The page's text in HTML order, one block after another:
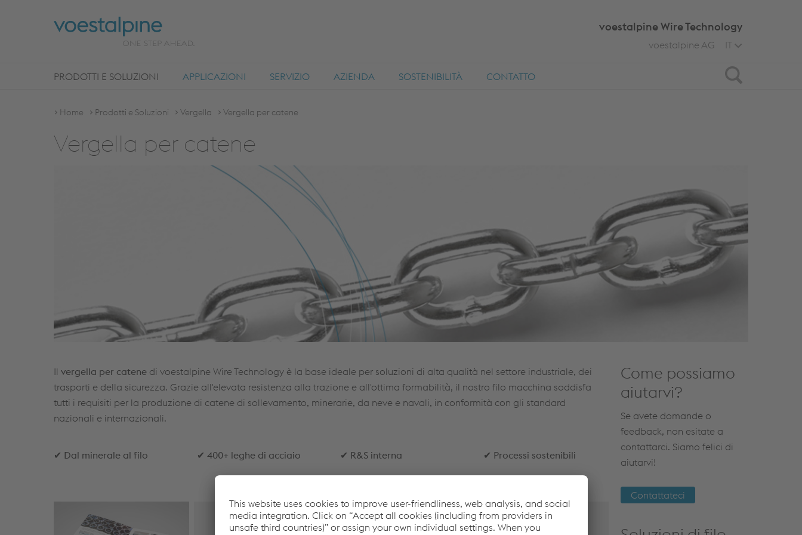
Search
voestalpine Wire Technology
IT
voestalpine AG
PRODOTTI E SOLUZIONI APPLICAZIONI SERVIZIO AZIENDA SOSTENIBILITÀ CONTATTO
Home Prodotti e Soluzioni Vergella Vergella per catene
Vergella per catene
Il vergella per catene di voestalpine Wire Technology è la base ideale per soluzioni di alta qualità nel settore industriale, dei
trasporti e della sicurezza. Grazie all'elevata resistenza alla trazione e all'ottima formabilità, il nostro filo macchina soddisfa
tutti i requisiti per la produzione di catene di sollevamento, minerarie, da neve e navali, in conformità con gli standard
nazionali e internazionali.
✔ Dal minerale al filo ✔ 400+ leghe di acciaio ✔ R&S interna ✔ Processi sostenibili
Come possiamo
aiutarvi?
Se avete domande o
feedback, non esitate a
contattarci. Siamo felici di
aiutarvi!
Contattateci